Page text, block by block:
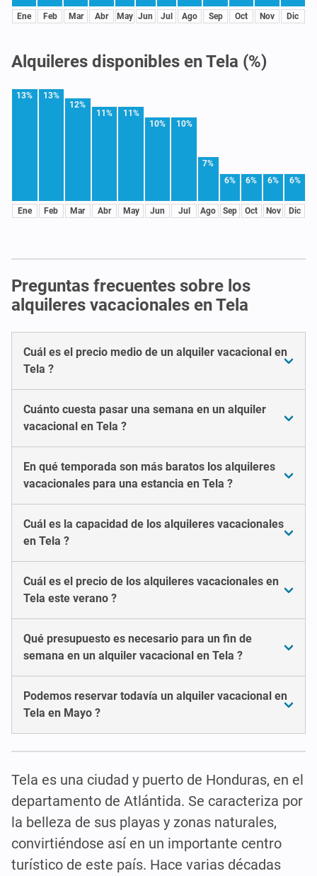
Ene Feb Mar Abr May Jun Jul Ago Sep Oct Nov Dic
Alquileres disponibles en Tela (%)
13%
Ene
13%
Feb
12%
Mar
11%
Abr
11%
May
10%
Jun
10%
Jul
7%
Ago
6%
Sep
6%
Oct
6%
Nov
6%
Dic
Preguntas frecuentes sobre los
alquileres vacacionales en Tela
Cuál es el precio medio de un alquiler vacacional en
Tela ?
Cuánto cuesta pasar una semana en un alquiler
vacacional en Tela ?
En qué temporada son más baratos los alquileres
vacacionales para una estancia en Tela ?
Cuál es la capacidad de los alquileres vacacionales
en Tela ?
Cuál es el precio de los alquileres vacacionales en
Tela este verano ?
Qué presupuesto es necesario para un fin de
semana en un alquiler vacacional en Tela ?
Podemos reservar todavía un alquiler vacacional en
Tela en Mayo ?
Tela es una ciudad y puerto de Honduras, en el
departamento de Atlántida. Se caracteriza por
la belleza de sus playas y zonas naturales,
convirtiéndose así en un importante centro
turístico de este país. Hace varias décadas